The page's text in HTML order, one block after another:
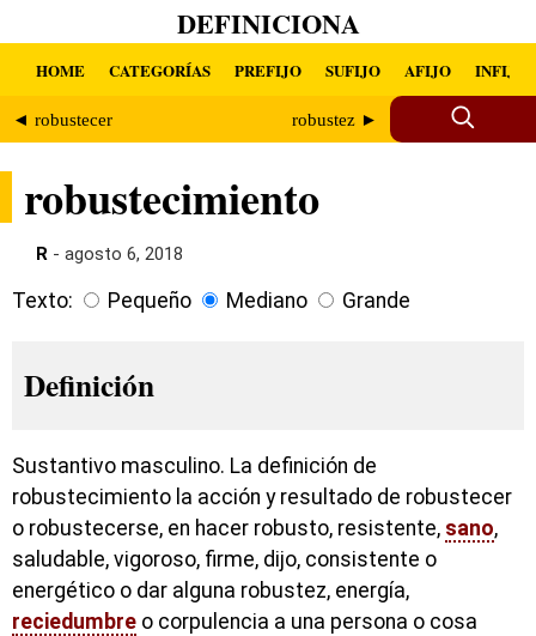
DEFINICIONA
HOME CATEGORÍAS PREFIJO SUFIJO AFIJO INFIJO
◄ robustecer robustez ►
robustecimiento
R - agosto 6, 2018
Texto: Pequeño Mediano Grande
Definición
Sustantivo masculino. La definición de
robustecimiento la acción y resultado de robustecer
o robustecerse, en hacer robusto, resistente, sano,
saludable, vigoroso, firme, dijo, consistente o
energético o dar alguna robustez, energía,
reciedumbre o corpulencia a una persona o cosa